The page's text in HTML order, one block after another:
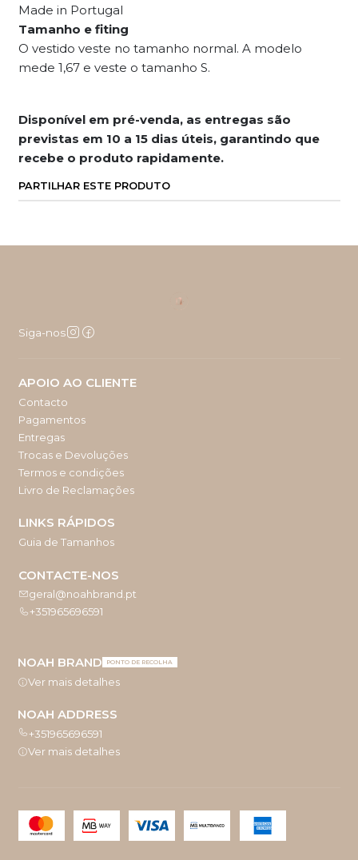
Made in Portugal
Tamanho e fiting
O vestido veste no tamanho normal. A modelo
mede 1,67 e veste o tamanho S.
Disponível em pré-venda, as entregas são
previstas em 10 a 15 dias úteis, garantindo que
recebe o produto rapidamente.
PARTILHAR ESTE PRODUTO
Siga-nos
APOIO AO CLIENTE
Contacto
Pagamentos
Entregas
Trocas e Devoluções
Termos e condições
Livro de Reclamações
LINKS RÁPIDOS
Guia de Tamanhos
CONTACTE-NOS
geral@noahbrand.pt
+351965696591
NOAH BRAND PONTO DE RECOLHA
Ver mais detalhes
NOAH ADDRESS
+351965696591
Ver mais detalhes